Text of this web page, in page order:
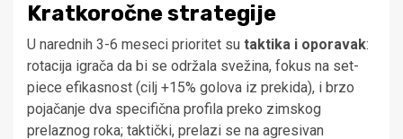
Kratkoročne strategije
U narednih 3-6 meseci prioritet su taktika i oporavak:
rotacija igrača da bi se održala svežina, fokus na set-
piece efikasnost (cilj +15% golova iz prekida), i brzo
pojačanje dva specifična profila preko zimskog
prelaznog roka; taktički, prelazi se na agresivan